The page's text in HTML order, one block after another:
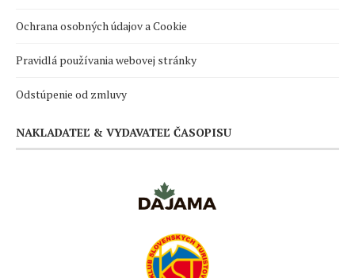
Ochrana osobných údajov a Cookie
Pravidlá používania webovej stránky
Odstúpenie od zmluvy
NAKLADATEĽ & VYDAVATEĽ ČASOPISU